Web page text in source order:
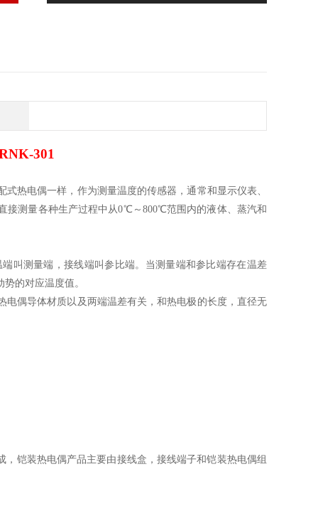
301
热电偶一样，作为测量温度的传感器，通常和显示仪表、
接测量各种生产过程中从0℃～800℃范围内的液体、蒸汽和
叫测量端，接线端叫参比端。当测量端和参比端存在温差
的对应温度值。
偶导体材质以及两端温差有关，和热电极的长度，直径无
铠装热电偶产品主要由接线盒，接线端子和铠装热电偶组